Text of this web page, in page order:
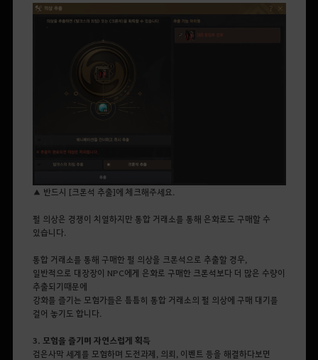
▲ 반드시 [크론석 추출]에 체크해주세요.
펄 의상은 경쟁이 치열하지만 통합 거래소를 통해 은화로도 구매할 수
있습니다.
통합 거래소를 통해 구매한 펄 의상을 크론석으로 추출할 경우,
일반적으로 대장장이 NPC에게 은화로 구매한 크론석보다 더 많은 수량이
추출되기때문에
강화를 즐기는 모험가들은 틈틈히 통합 거래소의 펄 의상에 구매 대기를
걸어 놓기도 합니다.
3. 모험을 즐기며 자연스럽게 획득
검은사막 세계를 모험하며 도전과제, 의뢰, 이벤트 등을 해결하다보면